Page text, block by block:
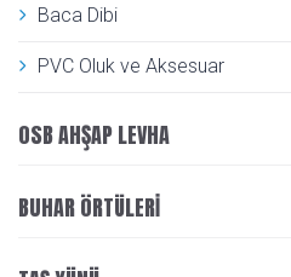
Baca Dibi
PVC Oluk ve Aksesuar
OSB AHŞAP LEVHA
BUHAR ÖRTÜLERI